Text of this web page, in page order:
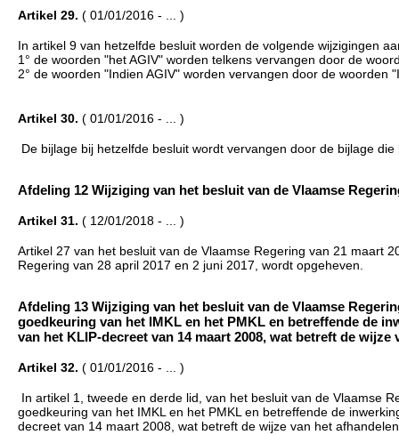
Artikel 29. ( 01/01/2016 - ... )
In artikel 9 van hetzelfde besluit worden de volgende wijzigingen
1° de woorden "het AGIV" worden telkens vervangen door de
2° de woorden "Indien AGIV" worden vervangen door de woorden
Artikel 30. ( 01/01/2016 - ... )
De bijlage bij hetzelfde besluit wordt vervangen door de bijlage
Afdeling 12 Wijziging van het besluit van de Vlaamse
Artikel 31. ( 12/01/2018 - ... )
Artikel 27 van het besluit van de Vlaamse Regering van 21 maart
Regering van 28 april 2017 en 2 juni 2017, wordt opgeheven.
Afdeling 13 Wijziging van het besluit van de Vlaamse
goedkeuring van het IMKL en het PMKL en betreffende de
van het KLIP-decreet van 14 maart 2008, wat betreft de wijze
Artikel 32. ( 01/01/2016 - ... )
In artikel 1, tweede en derde lid, van het besluit van de Vlaamse
goedkeuring van het IMKL en het PMKL en betreffende de
decreet van 14 maart 2008, wat betreft de wijze van het